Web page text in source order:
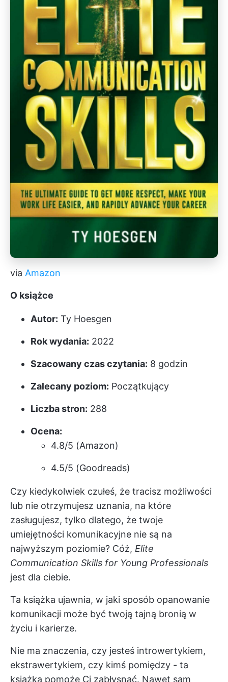
via Amazon
O książce
Autor: Ty Hoesgen
Rok wydania: 2022
Szacowany czas czytania: 8 godzin
Zalecany poziom: Początkujący
Liczba stron: 288
Ocena:
4.8/5 (Amazon)
4.5/5 (Goodreads)
Czy kiedykolwiek czułeś, że tracisz możliwości
lub nie otrzymujesz uznania, na które
zasługujesz, tylko dlatego, że twoje
umiejętności komunikacyjne nie są na
najwyższym poziomie? Cóż, Elite
Communication Skills for Young Professionals
jest dla ciebie.
Ta książka ujawnia, w jaki sposób opanowanie
komunikacji może być twoją tajną bronią w
życiu i karierze.
Nie ma znaczenia, czy jesteś introwertykiem,
ekstrawertykiem, czy kimś pomiędzy - ta
książka pomoże Ci zabłysnąć. Nawet sam